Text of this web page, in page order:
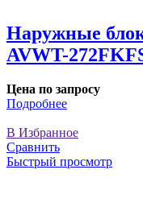
Наружные
AVWT-
Цена по запросу
Подробнее
В Избранное
Сравнить
Быстрый просмотр